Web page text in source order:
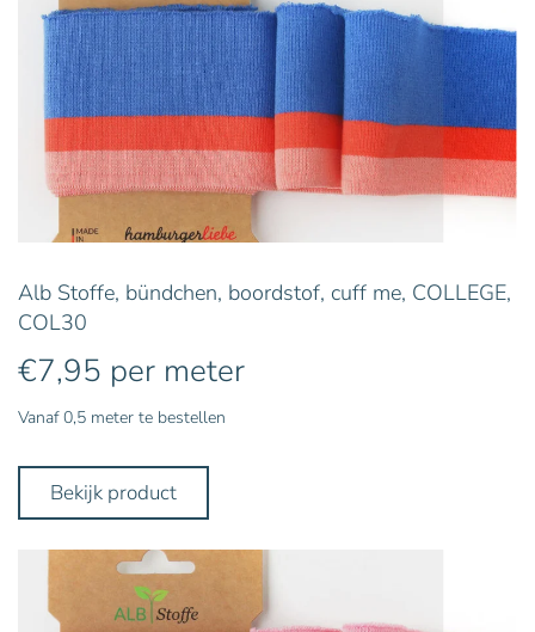
Alb Stoffe, bündchen, boordstof, cuff me, COLLEGE,
COL30
€7,95 per meter
Vanaf 0,5 meter te bestellen
Bekijk product